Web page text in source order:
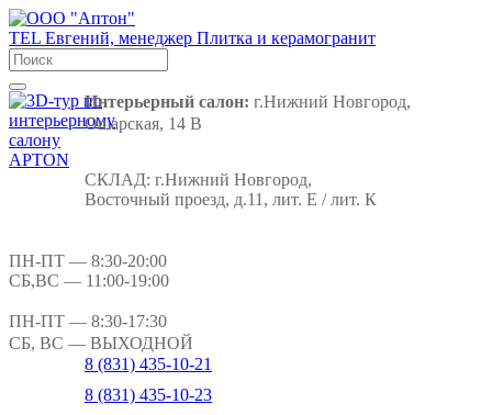
TEL Евгений, менеджер Плитка и керамогранит
Интерьерный салон: г.Нижний Новгород,
Ошарская, 14 В
СКЛАД: г.Нижний Новгород,
Восточный проезд, д.11, лит. Е / лит. К
ПН-ПТ — 8:30-20:00
СБ,ВС — 11:00-19:00
ПН-ПТ — 8:30-17:30
СБ, ВС — ВЫХОДНОЙ
8 (831) 435-10-21
8 (831) 435-10-23